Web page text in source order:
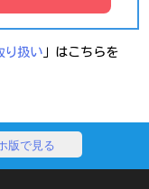
り扱い 」はこちらを
版で見る